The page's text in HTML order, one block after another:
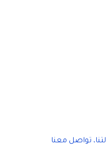
تواصل معنا